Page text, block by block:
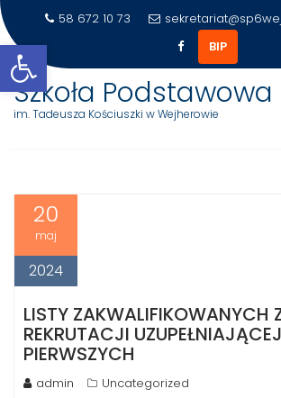
Otwórz pasek narzędzi
content
58 672 10 73
BIP
Szkoła Podstawowa
im. Tadeusza Kościuszki w Wejherowie
20
maj
2024
LISTY ZAKWALIFIKOWANYCH
REKRUTACJI
PIERWSZYCH
admin Uncategorized